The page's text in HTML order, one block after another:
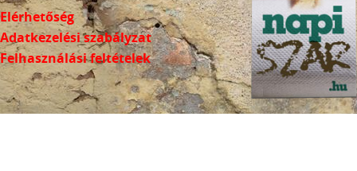
Elérhetőség
Adatkezelési szabályzat
Felhasználási feltételek